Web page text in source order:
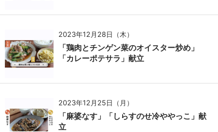
2023年12月28日（木）
「鶏肉とチンゲン菜のオイスター炒め」
「カレーポテサラ」献立
2023年12月25日（月）
「麻婆なす」「しらすのせ冷ややっこ」献
立